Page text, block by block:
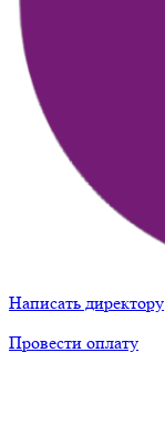
Написать директору
Провести оплату